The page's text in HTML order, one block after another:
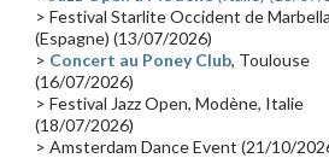
Synthé 80's(16) Les concerts en Chine
Cinéma(16) Houston
Synthé Roland Belgique
Récompense(14) Collaborations 70's(14)
Astronomie(14) France Inter(14)
> Festival Starlite Occident de Marbella
(Espagne) (13/07/2026)
> Concert au Poney Club, Toulouse
(16/07/2026)
> Festival Jazz Open, Modène, Italie
(18/07/2026)
> Amsterdam Dance Event (21/10/